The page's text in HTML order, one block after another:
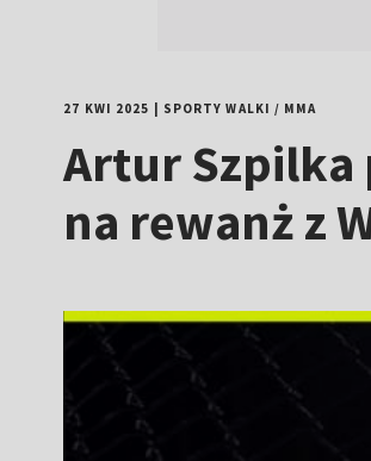
27 KWI 2025 SPORTY WALKI / MMA
Artur Szpilka
na rewanż z